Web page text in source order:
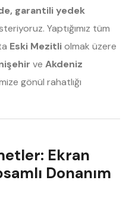
garantili yedek
Yaptığımız tüm
Eski Mezitliolmak üzere
ve Akdeniz
gönül rahatlığı
Ekran
Donanım